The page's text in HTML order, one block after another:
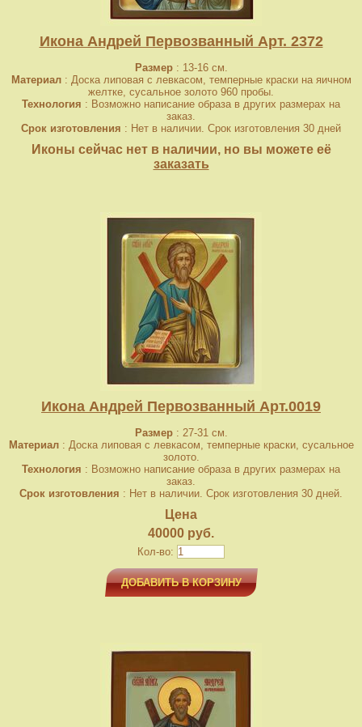
Икона Андрей Первозванный Арт. 2372
Размер: 13-16 см.
Материал: Доска липовая с левкасом, темперные краски на яичном
желтке, сусальное золото 960 пробы.
Технология : Возможно написание образа в других размерах на
заказ.
Срок изготовления : Нет в наличии. Срок изготовления 30 дней
Иконы сейчас нет в наличии, но вы можете её
заказать
Икона Андрей Первозванный Арт.0019
Размер: 27-31 см.
Материал: Доска липовая с левкасом, темперные краски, сусальное
золото.
Технология : Возможно написание образа в других размерах на
заказ.
Срок изготовления : Нет в наличии. Срок изготовления 30 дней.
Цена
40000 руб.
Кол-во:
ДОБАВИТЬ В КОРЗИНУ